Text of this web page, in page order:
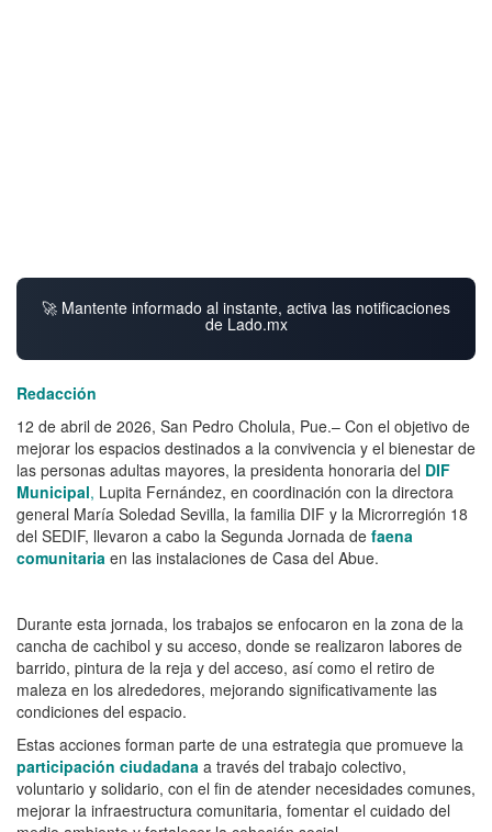
🚀 Mantente informado al instante, activa las notificaciones
de Lado.mx
Redacción
12 de abril de 2026, San Pedro Cholula, Pue.– Con el objetivo de
mejorar los espacios destinados a la convivencia y el bienestar de
las personas adultas mayores, la presidenta honoraria del DIF
Municipal, Lupita Fernández, en coordinación con la directora
general María Soledad Sevilla, la familia DIF y la Microrregión 18
del SEDIF, llevaron a cabo la Segunda Jornada de faena
comunitaria en las instalaciones de Casa del Abue.
Durante esta jornada, los trabajos se enfocaron en la zona de la
cancha de cachibol y su acceso, donde se realizaron labores de
barrido, pintura de la reja y del acceso, así como el retiro de
maleza en los alrededores, mejorando significativamente las
condiciones del espacio.
Estas acciones forman parte de una estrategia que promueve la
participación ciudadana a través del trabajo colectivo,
voluntario y solidario, con el fin de atender necesidades comunes,
mejorar la infraestructura comunitaria, fomentar el cuidado del